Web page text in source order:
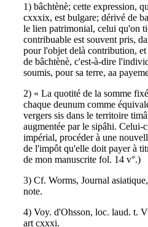
1) bâchtènè; cette expression,
cxxxix, est bulgare; dérivé de
le lien patrimonial, celui qu'on
contribuable est souvent pris,
pour l'objet delà contribution,
de bâchtènè, c'est-à-dire
soumis, pour sa terre, aa
2) « La quotité de la somme
chaque deunum comme
vergers sis dans le territoire
augmentée par le sipâhi. Celui-
impérial, procéder à une
de l'impôt qu'elle doit payer à
de mon manuscrite fol. 14 v°.)
3) Cf. Worms, Journal
note.
4) Voy. d'Ohsson, loc. laud. t.
art cxxxi.